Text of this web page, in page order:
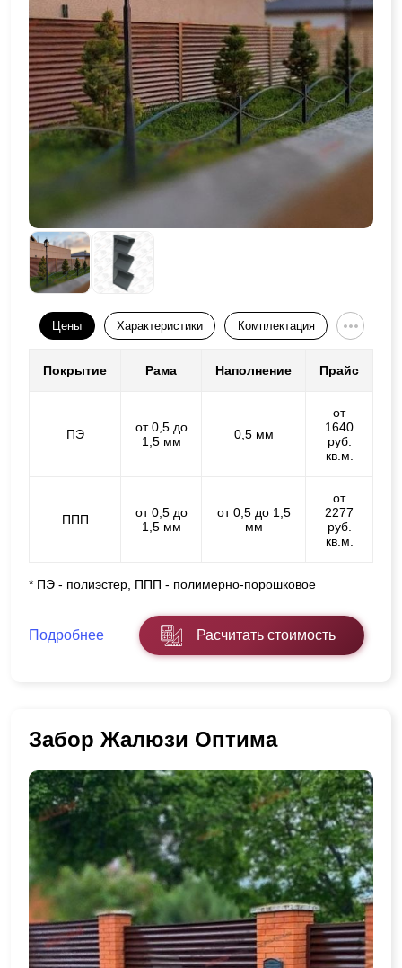
Цены Характеристики Комплектация
Покрытие Рама Наполнение Прайс
ПЭ
от 0,5 до
1,5 мм
0,5 мм
от
1640
руб.
кв.м.
ППП
от 0,5 до
1,5 мм
от 0,5 до 1,5
мм
от
2277
руб.
кв.м.
* ПЭ - полиэстер, ППП - полимерно-порошковое
Подробнее Расчитать стоимость
Забор Жалюзи Оптима